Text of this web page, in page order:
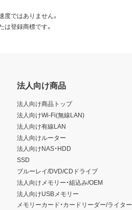
ではありません。
登録商標です。
法人向け商品
法人向け商品トップ
法人向けWi-Fi(無線LAN)
法人向け有線LAN
法人向けルーター
法人向けNAS・HDD
SSD
ブルーレイ/DVD/CDドライブ
法人向けメモリー・組込み/OEM
法人向けUSBメモリー
メモリーカード・カードリーダー/ライター